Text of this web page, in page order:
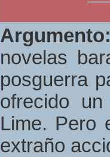
novelas
posguerra
ofrecido
Lime. Pero
extraño